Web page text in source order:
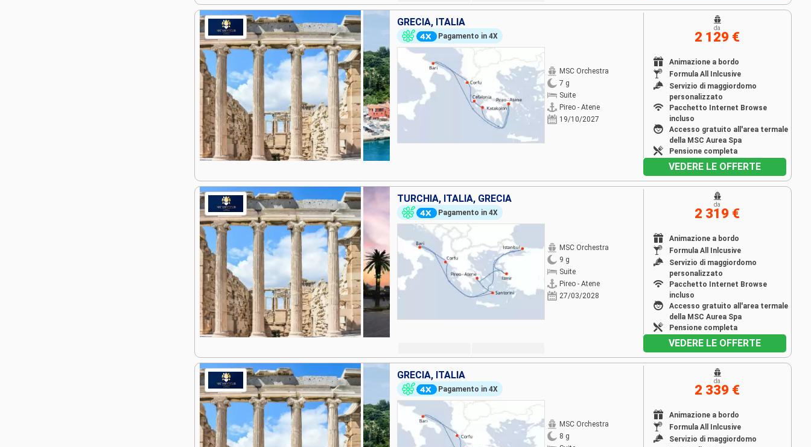
GRECIA, ITALIA
Pagamento in 4X
MSC Orchestra
7 g
Suite
Pireo - Atene
19/10/2027
Animazione a bordo
Formula All Inlcusive
Servizio di maggiordomo
personalizzato
Pacchetto Internet Browse
incluso
Accesso gratuito all'area termale
della MSC Aurea Spa
Pensione completa
da
2 129 €
VEDERE LE OFFERTE
TURCHIA, ITALIA, GRECIA
Pagamento in 4X
MSC Orchestra
9 g
Suite
Pireo - Atene
27/03/2028
Animazione a bordo
Formula All Inlcusive
Servizio di maggiordomo
personalizzato
Pacchetto Internet Browse
incluso
Accesso gratuito all'area termale
della MSC Aurea Spa
Pensione completa
da
2 319 €
VEDERE LE OFFERTE
GRECIA, ITALIA
Pagamento in 4X
MSC Orchestra
8 g
Animazione a bordo
Formula All Inlcusive
Servizio di maggiordomo
da
2 339 €